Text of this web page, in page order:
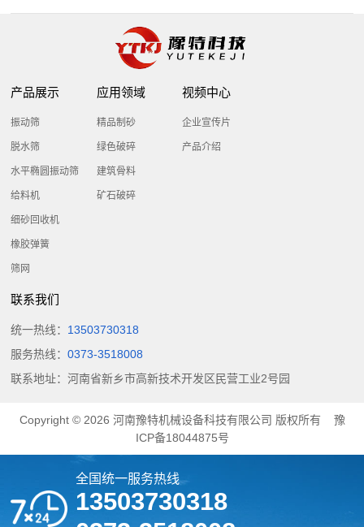
产品展示
振动筛
脱水筛
水平椭圆振动筛
给料机
细砂回收机
橡胶弹簧
筛网
应用领域
精品制砂
绿色破碎
建筑骨料
矿石破碎
视频中心
企业宣传片
产品介绍
联系我们
统一热线： 13503730318
服务热线：0373-3518008
联系地址：河南省新乡市高新技术开发区民营工业2号园
Copyright © 2026 河南豫特机械设备科技有限公司 版权所有 豫
ICP备18044875号
全国统一服务热线
13503730318